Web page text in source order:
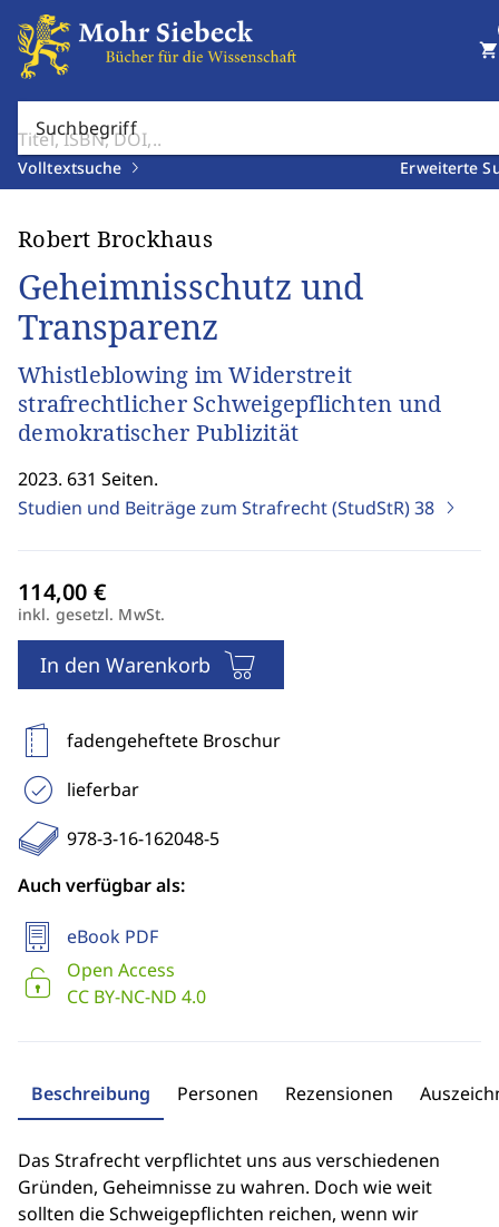
Suchbegriff
Volltextsuche Erweiterte
shopping_cart
Robert Brockhaus
Geheimnisschutz und
Transparenz
Whistleblowing im Widerstreit
strafrechtlicher Schweigepflichten und
demokratischer Publizität
2023. 631 Seiten.
Studien und Beiträge zum Strafrecht (StudStR)38
inkl. gesetzl. MwSt.
In den Warenkorb
fadengeheftete Broschur
lieferbar
978-3-16-162048-5
Auch verfügbar als:
eBook PDF
Open Access
CC BY-NC-ND 4.0
Beschreibung Personen Rezensionen
Das Strafrecht verpflichtet uns aus verschiedenen
Gründen, Geheimnisse zu wahren. Doch wie weit
sollten die Schweigepflichten reichen, wenn wir